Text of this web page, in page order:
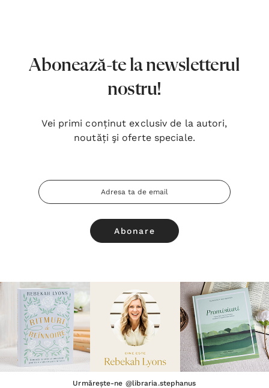
Abonează-te la newsletterul
nostru!
Vei primi conținut exclusiv de la autori,
noutăți şi oferte speciale.
Adresa
Email
Urmărește-ne @libraria.stephanus